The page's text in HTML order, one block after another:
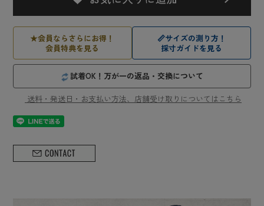
★会員ならさらにお得！
会員特典を見る
📏サイズの測り方！
採寸ガイドを見る
試着OK！万が一の返品・交換について
送料・発送日・お支払い方法、店舗受け取りについてはこちら